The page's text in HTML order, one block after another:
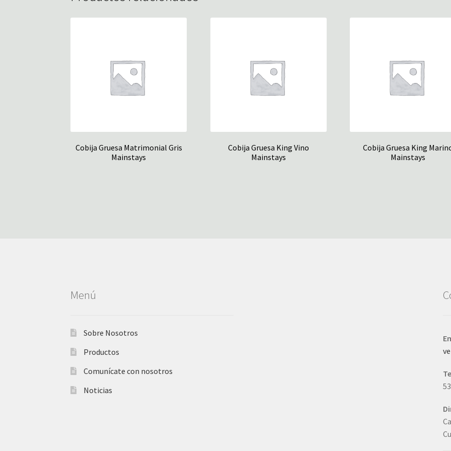
Cobija Gruesa Matrimonial Gris
Mainstays
Cobija Gruesa King Vino
Mainstays
Cobija Gruesa King
Mainstays
Menú
Sobre Nosotros
Productos
Comunícate con nosotros
Noticias